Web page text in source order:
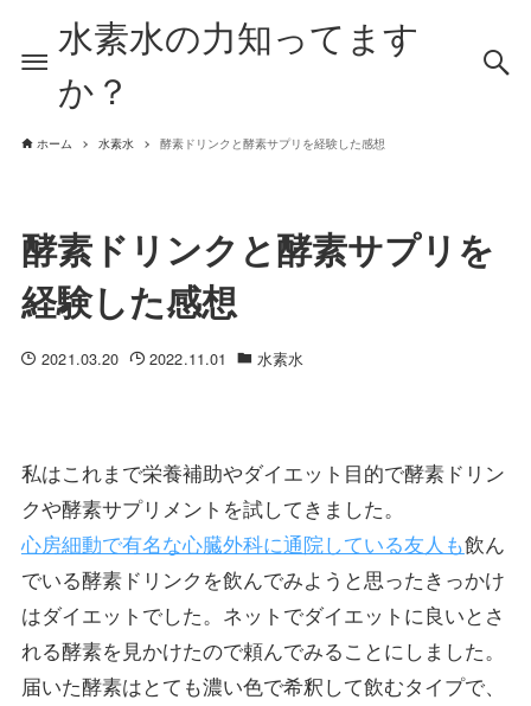
水素水の力知ってます
か？
ホーム 水素水 酵素ドリンクと酵素サプリを経験した感想
酵素ドリンクと酵素サプリを
経験した感想
2021.03.20 2022.11.01 水素水
私はこれまで栄養補助やダイエット目的で酵素ドリン
クや酵素サプリメントを試してきました。
心房細動で有名な心臓外科に通院している友人も飲ん
でいる酵素ドリンクを飲んでみようと思ったきっかけ
はダイエットでした。ネットでダイエットに良いとさ
れる酵素を見かけたので頼んでみることにしました。
届いた酵素はとても濃い色で希釈して飲むタイプで、